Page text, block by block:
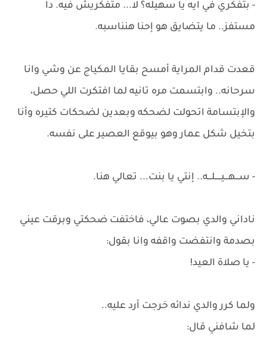
- بتفكري في ايه يا سهيله؟ لا... متفكريش فيه. دا
مستفز.. ما يتضايق هو إحنا هنناسبه.
قعدت قدام المراية أمسح بقايا المكياج عن وشي وانا
سرحانه.. وابتسمت مره تانيه لما افتكرت اللي حصل،
والإبتسامة اتحولت لضحكه وبعدين لضحكات كتيره وأنا
بتخيل شكل عمار وهو بيوقع العصير على نفسه.
- ســـهـــيـــــلـــه.. إنتي يا بنت... تعالي هنا.
ناداني والدي بصوت عالي، فاختفت ضحكتي وبرقت عيني
بصدمة وانتفضت واقفه وانا بقول:
- يا صلاة العيد!
ولما كرر والدي ندائه خرجت أرد عليه..
لما شافني قال: